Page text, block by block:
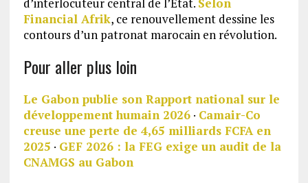
d’interlocuteur central de l’État. Selon
Financial Afrik, ce renouvellement dessine les
contours d’un patronat marocain en révolution.
Pour aller plus loin
Le Gabon publie son Rapport national sur le
développement humain 2026· Camair-Co
creuse une perte de 4,65 milliards FCFA en
2025 · GEF 2026 : la FEG exige un audit de la
CNAMGS au Gabon